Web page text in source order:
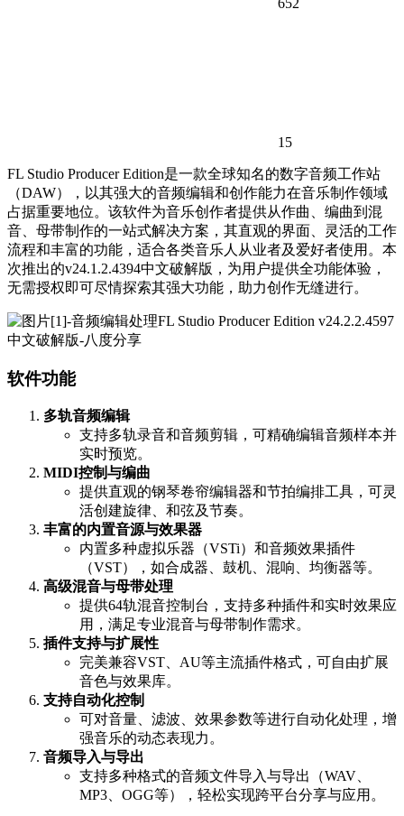
15
FL Studio Producer Edition是一款全球知名的数字音频工作站
（DAW），以其强大的音频编辑和创作能力在音乐制作领域
占据重要地位。该软件为音乐创作者提供从作曲、编曲到混
音、母带制作的一站式解决方案，其直观的界面、灵活的工作
流程和丰富的功能，适合各类音乐人从业者及爱好者使用。本
次推出的v24.1.2.4394中文破解版，为用户提供全功能体验，
无需授权即可尽情探索其强大功能，助力创作无缝进行。
软件功能
多轨音频编辑
支持多轨录音和音频剪辑，可精确编辑音频样本并
实时预览。
MIDI控制与编曲
提供直观的钢琴卷帘编辑器和节拍编排工具，可灵
活创建旋律、和弦及节奏。
丰富的内置音源与效果器
内置多种虚拟乐器（VSTi）和音频效果插件
（VST），如合成器、鼓机、混响、均衡器等。
高级混音与母带处理
提供64轨混音控制台，支持多种插件和实时效果应
用，满足专业混音与母带制作需求。
插件支持与扩展性
完美兼容VST、AU等主流插件格式，可自由扩展
音色与效果库。
支持自动化控制
可对音量、滤波、效果参数等进行自动化处理，增
强音乐的动态表现力。
音频导入与导出
支持多种格式的音频文件导入与导出（WAV、
MP3、OGG等），轻松实现跨平台分享与应用。